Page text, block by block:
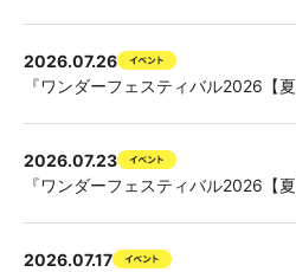
2026.07.26
『ワンダーフェスティバル2026【
2026.07.23
『ワンダーフェスティバル2026【
2026.07.17